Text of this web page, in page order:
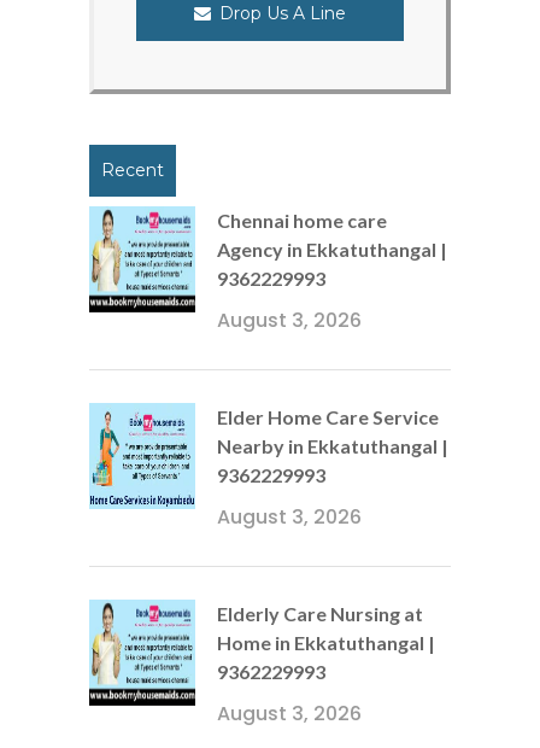
Drop Us A Line
Recent
Chennai home care
Agency in Ekkatuthangal |
9362229993
August 3, 2026
Elder Home Care Service
Nearby in Ekkatuthangal |
9362229993
August 3, 2026
Elderly Care Nursing at
Home in Ekkatuthangal |
9362229993
August 3, 2026